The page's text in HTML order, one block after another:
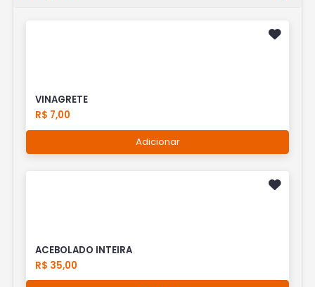
VINAGRETE
R$ 7,00
Adicionar
ACEBOLADO INTEIRA
R$ 35,00